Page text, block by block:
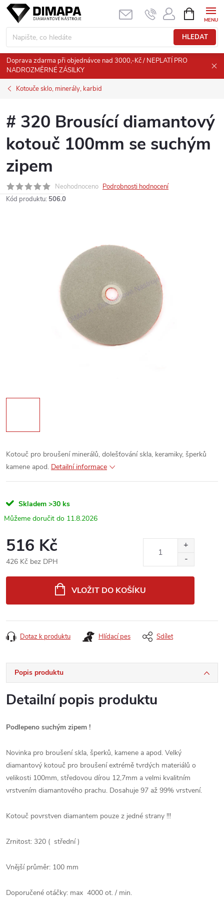
Přejít
obsah
HLEDAT
NÁKUPNÍ
KOŠÍK
Doprava zdarma při objednávce nad 3000,-Kč / NEPLATÍ PRO
NADROZMĚRNÉ ZÁSILKY
Kotouče sklo, minerály, karbid
# 320 Brousící diamantový
kotouč 100mm se suchým
zipem
Neohodnoceno Podrobnosti hodnocení
Kód produktu: 506.0
Kotouč pro broušení minerálů, dolešťování skla, keramiky, šperků
kamene apod. Detailní informace
Skladem >30 ks
11.8.2026
516 Kč
426 Kč bez DPH
VLOŽIT DO KOŠÍKU
Dotaz k produktu Hlídací pes Sdílet
Popis produktu
Detailní popis produktu
Podlepeno suchým zipem !
Novinka pro broušení skla, šperků, kamene a apod. Velký
diamantový kotouč pro broušení extrémě tvrdých materiálů o
velikosti 100mm, středovou dírou 12,7mm a velmi kvalitním
vrstvením diamantového prachu. Dosahuje 97 až 99% vrstvení.
Kotouč povrstven diamantem pouze z jedné strany !!!
Zrnitost: 320 ( střední )
Vnější průměr: 100 mm
Doporučené otáčky: max 4000 ot. / min.